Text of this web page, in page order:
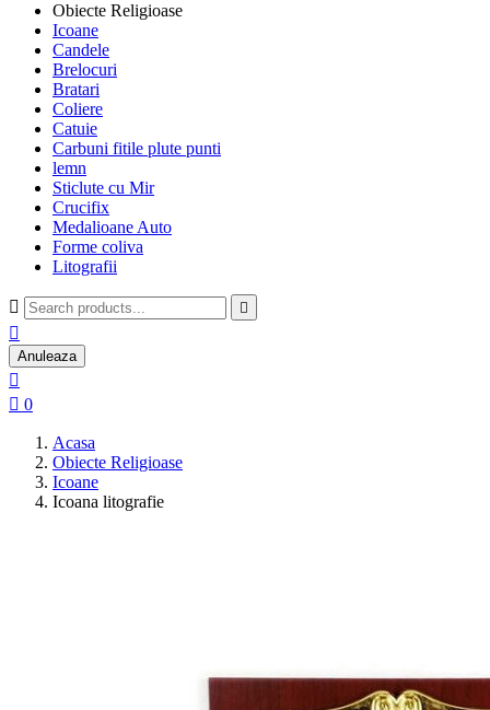
Obiecte Religioase
Icoane
Candele
Brelocuri
Bratari
Coliere
Catuie
Carbuni fitile plute punti
lemn
Sticlute cu Mir
Crucifix
Medalioane Auto
Forme coliva
Litografii
 

Anuleaza

 0
Acasa
Obiecte Religioase
Icoane
Icoana litografie